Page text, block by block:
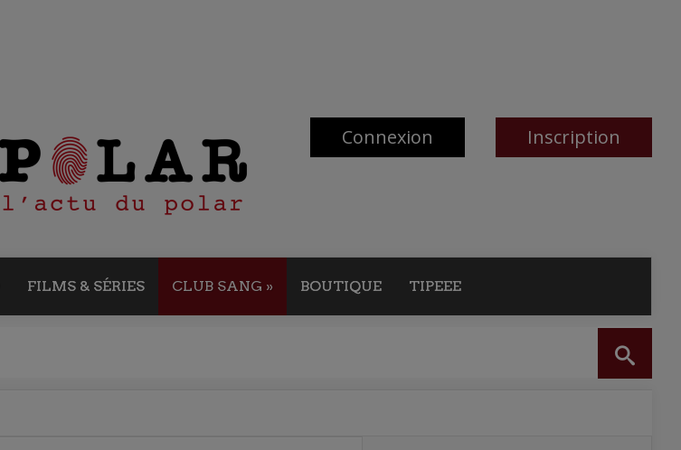
Connexion Inscription
FILMS & SÉRIES CLUB SANG » BOUTIQUE TIPEEE